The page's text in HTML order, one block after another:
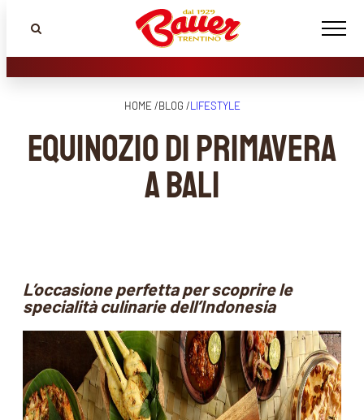
HOME /BLOG /LIFESTYLE
Equinozio di Primavera
a Bali
L’occasione perfetta per scoprire le
specialità culinarie dell’Indonesia